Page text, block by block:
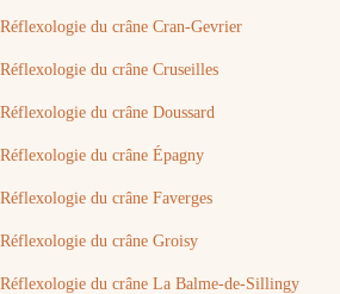
Réflexologie du crâne Cran-Gevrier
Réflexologie du crâne Cruseilles
Réflexologie du crâne Doussard
Réflexologie du crâne Épagny
Réflexologie du crâne Faverges
Réflexologie du crâne Groisy
Réflexologie du crâne La Balme-de-Sillingy